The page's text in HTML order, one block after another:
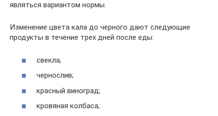
являться вариантом нормы.
Изменение цвета кала до черного дают следующие
продукты в течение трех дней после еды:
свекла;
чернослив;
красный виноград;
кровяная колбаса;